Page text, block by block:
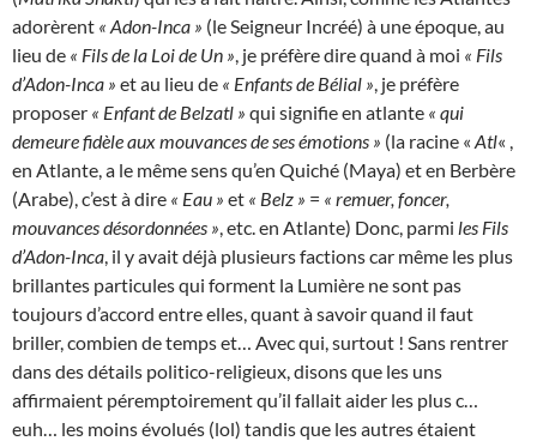
adorèrent « Adon-Inca » (le Seigneur Incréé) à une époque, au
lieu de « Fils de la Loi de Un » , je préfère dire quand à moi « Fils
d’Adon-Inca » et au lieu de « Enfants de Bélial » , je préfère
proposer « Enfant de Belzatl » qui signifie en atlante « qui
demeure fidèle aux mouvances de ses émotions » (la racine « Atl« ,
en Atlante, a le même sens qu’en Quiché (Maya) et en Berbère
(Arabe), c’est à dire « Eau » et « Belz » = « remuer, foncer,
mouvances désordonnées » , etc. en Atlante) Donc, parmi les Fils
d’Adon-Inca , il y avait déjà plusieurs factions car même les plus
brillantes particules qui forment la Lumière ne sont pas
toujours d’accord entre elles, quant à savoir quand il faut
briller, combien de temps et… Avec qui, surtout ! Sans rentrer
dans des détails politico-religieux, disons que les uns
affirmaient péremptoirement qu’il fallait aider les plus c…
euh… les moins évolués (lol) tandis que les autres étaient